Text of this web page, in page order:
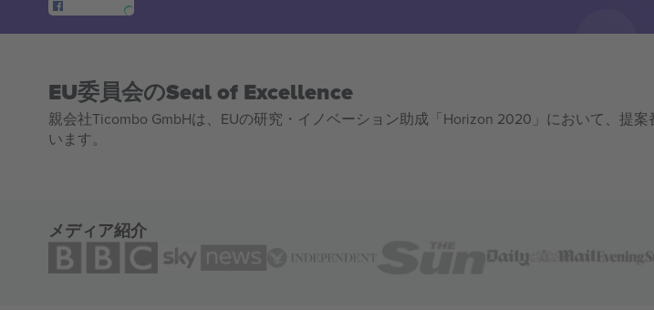
EU委員会のSeal of Excellence
親会社Ticombo GmbHは、EUの研究・イノベーション助成「Horizon 2020」において、提
います。
メディア紹介